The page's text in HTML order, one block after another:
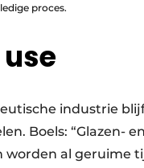
proces.
industrie
Boels: “Glazen- en
worden al geruime